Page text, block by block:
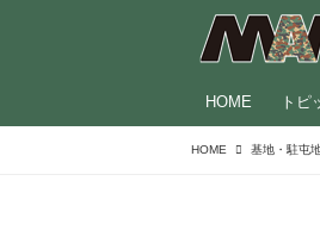
HOME トピ
HOME 基地・駐屯